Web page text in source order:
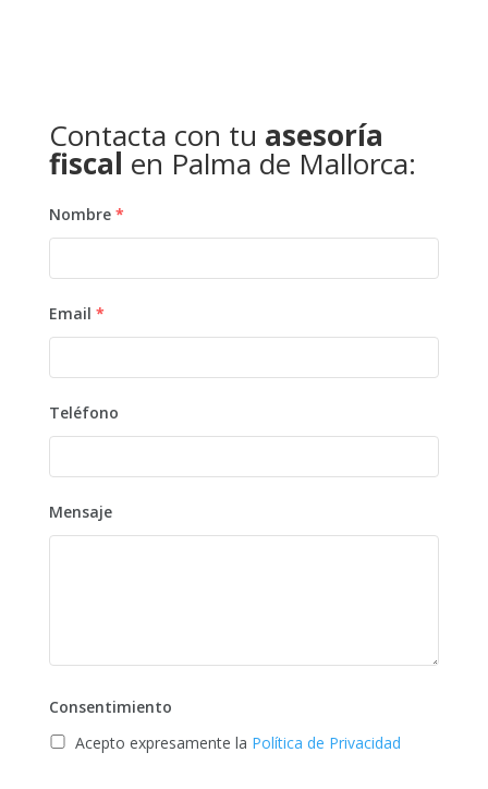
Contacta con tu asesoría
fiscal en Palma de Mallorca:
Nombre *
Email *
Teléfono
Mensaje
Consentimiento
Acepto expresamente la Política de Privacidad